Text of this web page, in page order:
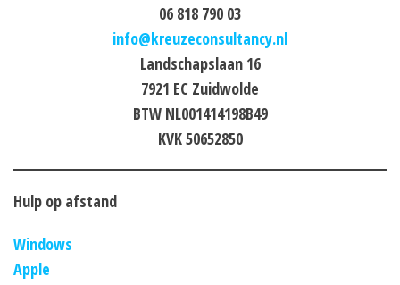
06 818 790 03
info@kreuzeconsultancy.nl
Landschapslaan 16
7921 EC Zuidwolde
BTW NL001414198B49
KVK 50652850
Hulp op afstand
Windows
Apple